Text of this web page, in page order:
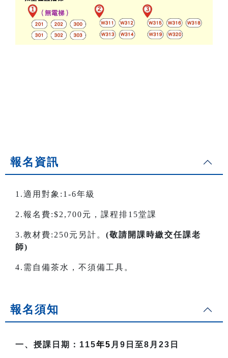
報名資訊
1.適用對象:1-6年級
2.報名費:$2,700元，課程排15堂課
3.教材費:250元另計。 (敬請開課時繳交任課老
師)
4.需自備茶水，不須備工具。
報名須知
一、授課日期： 115年5 月9日至8月23日